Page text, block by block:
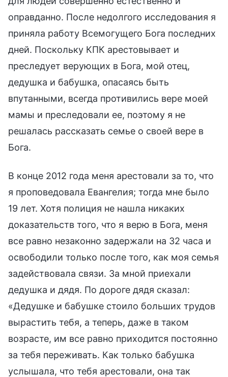
оправданно. После недолгого исследования я
приняла работу Всемогущего Бога последних
дней. Поскольку КПК арестовывает и
преследует верующих в Бога, мой отец,
дедушка и бабушка, опасаясь быть
впутанными, всегда противились вере моей
мамы и преследовали ее, поэтому я не
решалась рассказать семье о своей вере в
Бога.
В конце 2012 года меня арестовали за то, что
я проповедовала Евангелия; тогда мне было
19 лет. Хотя полиция не нашла никаких
доказательств того, что я верю в Бога, меня
все равно незаконно задержали на 32 часа и
освободили только после того, как моя семья
задействовала связи. За мной приехали
дедушка и дядя. По дороге дядя сказал:
«Дедушке и бабушке стоило больших трудов
вырастить тебя, а теперь, даже в таком
возрасте, им все равно приходится постоянно
за тебя переживать. Как только бабушка
услышала, что тебя арестовали, она так